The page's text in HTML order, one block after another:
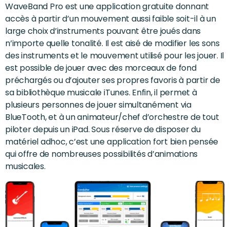
WaveBand Pro est une application gratuite donnant
accès à partir d’un mouvement aussi faible soit-il à un
large choix d’instruments pouvant être joués dans
n’importe quelle tonalité. Il est aisé de modifier les sons
des instruments et le mouvement utilisé pour les jouer. Il
est possible de jouer avec des morceaux de fond
préchargés ou d’ajouter ses propres favoris à partir de
sa bibliothèque musicale iTunes. Enfin, il permet à
plusieurs personnes de jouer simultanément via
BlueTooth, et à un animateur/chef d’orchestre de tout
piloter depuis un iPad. Sous réserve de disposer du
matériel adhoc, c’est une application fort bien pensée
qui offre de nombreuses possibilités d’animations
musicales.